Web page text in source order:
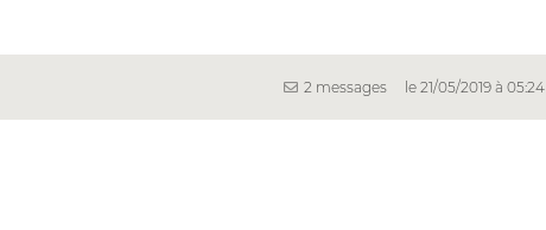
2 messages le 21/05/2019 à 05:24